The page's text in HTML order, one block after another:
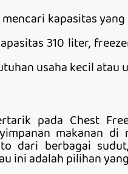
kapasitas
310 liter,
usaha kecil atau
pada Chest
makanan
dari berbagai
ini adalah pilihan